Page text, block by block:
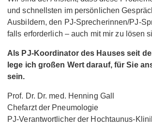
und schnellsten im persönlichen
Ausbildern, den PJ-Sprecherinnen/PJ-
falls erforderlich – auch mit mir zu lösen
Als PJ-Koordinator des Hauses seit
lege ich großen Wert darauf, für Sie
sein.
Prof. Dr. Dr. med. Henning Gall
Chefarzt der Pneumologie
PJ-Verantwortlicher der Hochtaunus-